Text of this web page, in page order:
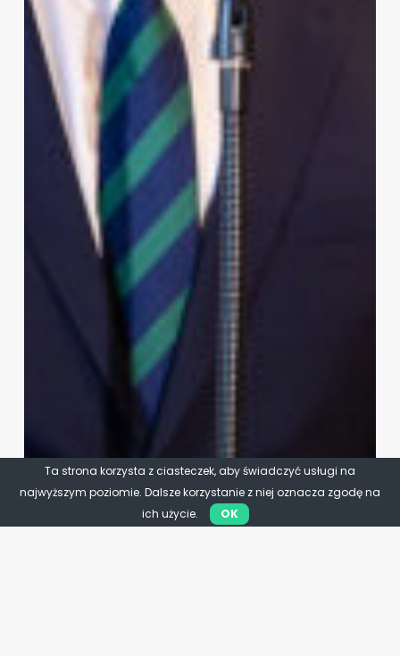
Ta strona korzysta z ciasteczek, aby świadczyć usługi na
najwyższym poziomie. Dalsze korzystanie z niej oznacza zgodę na
ich użycie.
OK